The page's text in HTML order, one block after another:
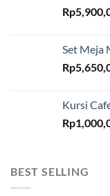
Rp
Set Meja
Rp
Kursi
Rp
BEST SELLING